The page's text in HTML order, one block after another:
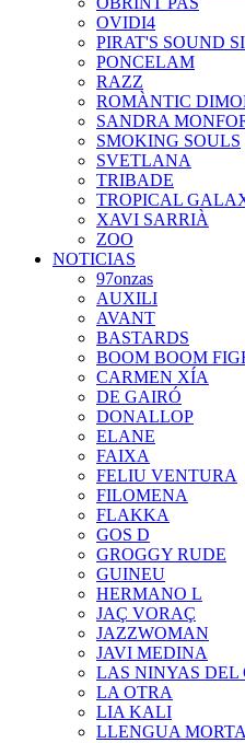
OVIDI4
PIRAT'S SOUND
PONCELAM
RAZZ
ROMÀNTIC
SANDRA
SMOKING SOULS
SVETLANA
TRIBADE
TROPICAL
XAVI SARRIÀ
ZOO
NOTICIAS
97onzas
AUXILI
AVANT
BASTARDS
BOOM BOOM
CARMEN XÍA
DE GAIRÓ
DONALLOP
ELANE
FAIXA
FELIU VENTURA
FILOMENA
FLAKKA
GOS D
GROGGY RUDE
GUINEU
HERMANO L
JAÇ VORAÇ
JAZZWOMAN
JAVI MEDINA
LAS NINYAS DEL
LA OTRA
LIA KALI
LLENGUA MORTA